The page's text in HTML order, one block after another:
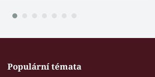
Populární témata